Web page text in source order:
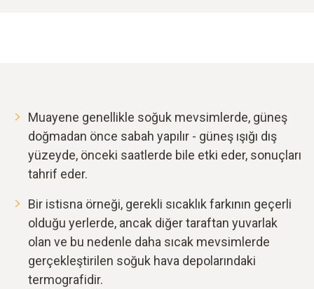
Muayene genellikle soğuk mevsimlerde, güneş
doğmadan önce sabah yapılır - güneş ışığı dış
yüzeyde, önceki saatlerde bile etki eder, sonuçları
tahrif eder.
Bir istisna örneği, gerekli sıcaklık farkının geçerli
olduğu yerlerde, ancak diğer taraftan yuvarlak
olan ve bu nedenle daha sıcak mevsimlerde
gerçekleştirilen soğuk hava depolarındaki
termografidir.